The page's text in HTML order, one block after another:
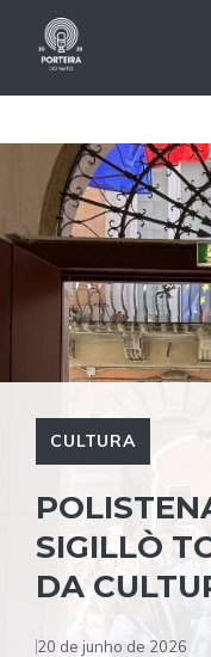
CULTURA
SIGILLÒ
DA
20 de junho de 2026